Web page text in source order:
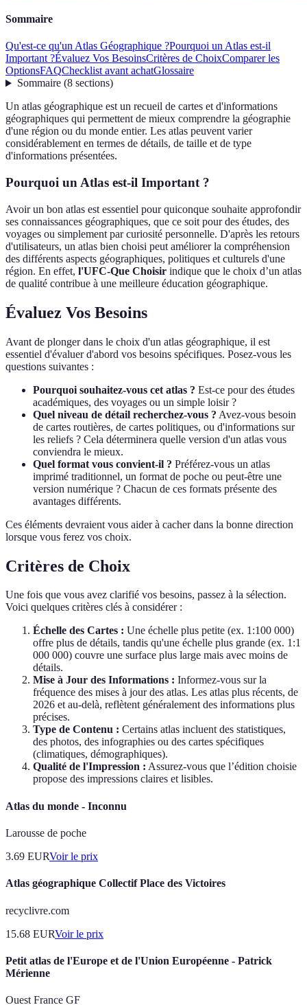
Sommaire
Qu'est-ce qu'un Atlas Géographique ?Pourquoi un Atlas est-il
Important ?Évaluez Vos BesoinsCritères de ChoixComparer les
OptionsFAQChecklist avant achatGlossaire
Sommaire(8 sections)
Un atlas géographique est un recueil de cartes et d'informations
géographiques qui permettent de mieux comprendre la géographie
d'une région ou du monde entier. Les atlas peuvent varier
considérablement en termes de détails, de taille et de type
d'informations présentées.
Pourquoi un Atlas est-il Important ?
Avoir un bon atlas est essentiel pour quiconque souhaite approfondir
ses connaissances géographiques, que ce soit pour des études, des
voyages ou simplement par curiosité personnelle. D'après les retours
d'utilisateurs, un atlas bien choisi peut améliorer la compréhension
des différents aspects géographiques, politiques et culturels d'une
région. En effet, l'UFC-Que Choisir indique que le choix d’un atlas
de qualité contribue à une meilleure éducation géographique.
Évaluez Vos Besoins
Avant de plonger dans le choix d'un atlas géographique, il est
essentiel d'évaluer d'abord vos besoins spécifiques. Posez-vous les
questions suivantes :
Pourquoi souhaitez-vous cet atlas ? Est-ce pour des études
académiques, des voyages ou un simple loisir ?
Quel niveau de détail recherchez-vous ? Avez-vous besoin
de cartes routières, de cartes politiques, ou d'informations sur
les reliefs ? Cela déterminera quelle version d'un atlas vous
conviendra le mieux.
Quel format vous convient-il ? Préférez-vous un atlas
imprimé traditionnel, un format de poche ou peut-être une
version numérique ? Chacun de ces formats présente des
avantages différents.
Ces éléments devraient vous aider à cacher dans la bonne direction
lorsque vous ferez vos choix.
Critères de Choix
Une fois que vous avez clarifié vos besoins, passez à la sélection.
Voici quelques critères clés à considérer :
Échelle des Cartes : Une échelle plus petite (ex. 1:100 000)
offre plus de détails, tandis qu'une échelle plus grande (ex. 1:1
000 000) couvre une surface plus large mais avec moins de
détails.
Mise à Jour des Informations : Informez-vous sur la
fréquence des mises à jour des atlas. Les atlas plus récents, de
2026 et au-delà, reflètent généralement des informations plus
précises.
Type de Contenu : Certains atlas incluent des statistiques,
des photos, des infographies ou des cartes spécifiques
(climatiques, démographiques).
Qualité de l'Impression : Assurez-vous que l’édition choisie
propose des impressions claires et lisibles.
Atlas du monde - Inconnu
Larousse de poche
3.69 EURVoir le prix
Atlas géographique Collectif Place des Victoires
recyclivre.com
15.68 EURVoir le prix
Petit atlas de l'Europe et de l'Union Européenne - Patrick
Mérienne
Ouest France GF